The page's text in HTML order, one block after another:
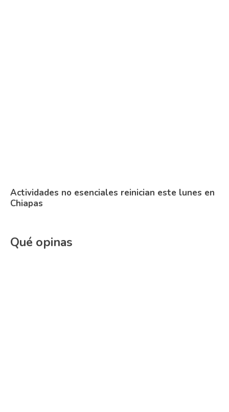
Actividades no esenciales reinician este lunes en
Chiapas
Qué opinas